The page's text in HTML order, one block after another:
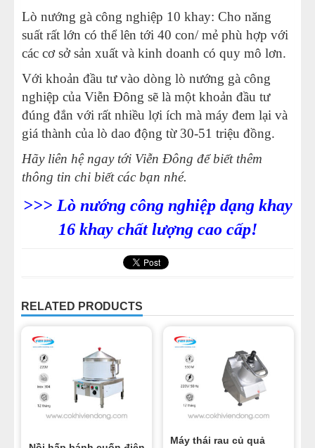
Lò nướng gà công nghiệp 10 khay: Cho năng
suất rất lớn có thể lên tới 40 con/ mẻ phù hợp với
các cơ sở sản xuất và kinh doanh có quy mô lơn.
Với khoản đầu tư vào dòng lò nướng gà công
nghiệp của Viễn Đông sẽ là một khoản đầu tư
đúng đắn với rất nhiều lợi ích mà máy đem lại và
giá thành của lò dao động từ 30-51 triệu đồng.
Hãy liên hệ ngay tới Viễn Đông để biết thêm
thông tin chi biết các bạn nhé.
>>> Lò nướng công nghiệp dạng khay
16 khay chất lượng cao cấp!
RELATED PRODUCTS
Máy thái rau củ quả